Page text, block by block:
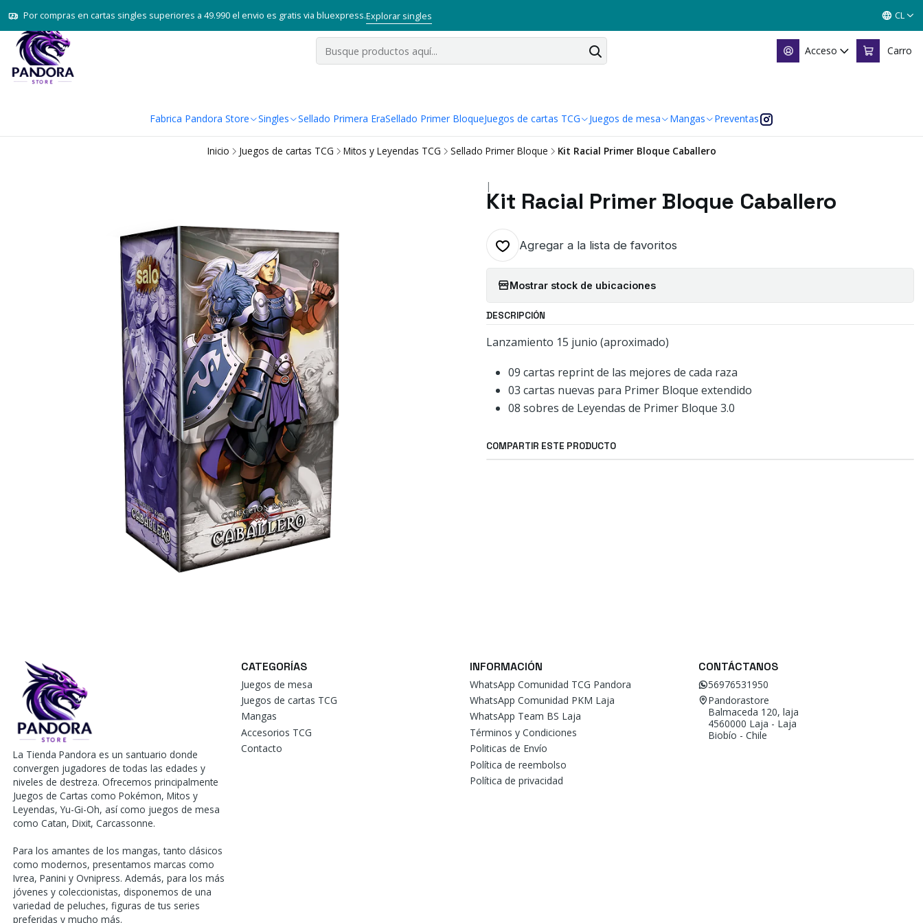
Acceso Carro
Fabrica Pandora Store Singles Sellado Primera EraSellado Primer BloqueJuegos de cartas TCG Juegos de mesa Mangas Preventas
Por compras en cartas singles superiores a 49.990 el envio es gratis via bluexpress.Explorar singles CL
Inicio Juegos de cartas TCG Mitos y Leyendas TCG Sellado Primer Bloque Kit Racial Primer Bloque Caballero
|
Kit Racial Primer Bloque Caballero
Agregar a la lista de favoritos
Mostrar stock de ubicaciones
DESCRIPCIÓN
Lanzamiento 15 junio (aproximado)
09 cartas reprint de las mejores de cada raza
03 cartas nuevas para Primer Bloque extendido
08 sobres de Leyendas de Primer Bloque 3.0
COMPARTIR ESTE PRODUCTO
La Tienda Pandora es un santuario donde
convergen jugadores de todas las edades y
niveles de destreza. Ofrecemos principalmente
Juegos de Cartas como Pokémon, Mitos y
Leyendas, Yu-Gi-Oh, así como juegos de mesa
como Catan, Dixit, Carcassonne.
Para los amantes de los mangas, tanto clásicos
como modernos, presentamos marcas como
Ivrea, Panini y Ovnipress. Además, para los más
jóvenes y coleccionistas, disponemos de una
variedad de peluches, figuras de tus series
preferidas y mucho más.
CATEGORÍAS
Juegos de mesa
Juegos de cartas TCG
Mangas
Accesorios TCG
Contacto
INFORMACIÓN
WhatsApp Comunidad TCG Pandora
WhatsApp Comunidad PKM Laja
WhatsApp Team BS Laja
Términos y Condiciones
Politicas de Envío
Política de reembolso
Política de privacidad
CONTÁCTANOS
56976531950
Pandorastore
Balmaceda 120, laja
4560000 Laja - Laja
Biobío - Chile